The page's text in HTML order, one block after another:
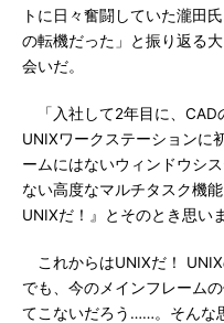
トに日々奮闘していた瀧田
の転機だった」と振り返る
会いだ。
「入社して2年目に、CAD
UNIXワークステーションに
ームにはないウィンドウシ
ない高度なマルチタスク機
UNIXだ！』とそのとき思い
これからはUNIXだ！ UNIX
でも、今のメインフレーム
てこないだろう……。そんな